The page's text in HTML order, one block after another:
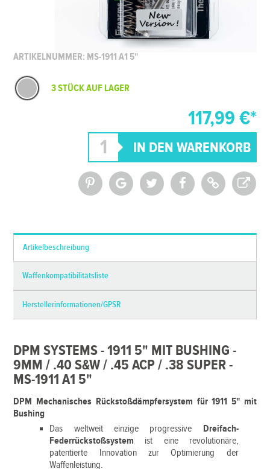
ARTIKELNUMMER: MS-1911 A1 5"
3 STÜCK AUF LAGER
117,99 €*
Artikelbeschreibung
Waffenkompatibilitätsliste
Herstellerinformationen/GPSR
DPM SYSTEMS - 1911 5" MIT BUSHING -
9MM / .40 S&W / .45 ACP / .38 SUPER -
MS-1911 A1 5"
DPM Mechanisches Rückstoßdämpfersystem für 1911 5" mit
Bushing
Das weltweit einzige progressive Dreifach-
Federrückstoßsystem ist eine revolutionäre,
patentierte Innovation zur Optimierung der
Waffenleistung.